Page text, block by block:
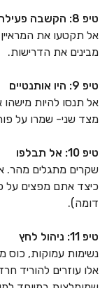
טיפ 8: הקשבה פעילה
אל תקטעו את
מבינים את הדרישות.
טיפ 9: היו אותנטיים
אל תנסו להיות
מצד שני- שמרו על
טיפ 10: אל תבלפו
שקרים מתגלים מהר.
כיצד אתם מפצים על
דומה).
טיפ 11: ניהול לחץ
נשימות עמוקות, כוס
אלו עוזרים להוריד